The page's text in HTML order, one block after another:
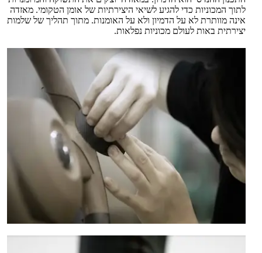
לתוך המכוניות כדי להגיע לשיאי היצירתיות של אומן הטקומי. מאזדה
אינה מוותרת לא על הדמיון ולא על האומנות. מתוך תהליך של שלמות
יצירתית באות לעולם מכוניות נפלאות.